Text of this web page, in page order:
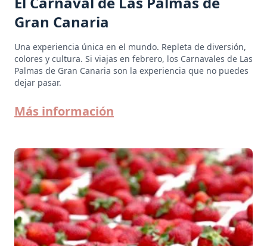
Gran Canaria
Una experiencia única en el mundo. Repleta de diversión,
colores y cultura. Si viajas en febrero, los Carnavales de Las
Palmas de Gran Canaria son la experiencia que no puedes
dejar pasar.
Más información